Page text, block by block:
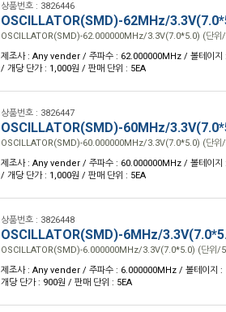
상품번호 : 3826446
OSCILLATOR(SMD)-62MHz/
OSCILLATOR(SMD)-62.000000MHz/3.3V(7.0*5.0) (단위
제조사 : Any vender / 주파수 : 62.000000MHz / 볼테이지
/ 개당 단가 : 1,000원 / 판매 단위 : 5EA
상품번호 : 3826447
OSCILLATOR(SMD)-60MHz/
OSCILLATOR(SMD)-60.000000MHz/3.3V(7.0*5.0) (단위
제조사 : Any vender / 주파수 : 60.000000MHz / 볼테이지
/ 개당 단가 : 1,000원 / 판매 단위 : 5EA
상품번호 : 3826448
OSCILLATOR(SMD)-6MHz/
OSCILLATOR(SMD)-6.000000MHz/3.3V(7.0*5.0) (단위/
제조사 : Any vender / 주파수 : 6.000000MHz / 볼테이지
개당 단가 : 900원 / 판매 단위 : 5EA